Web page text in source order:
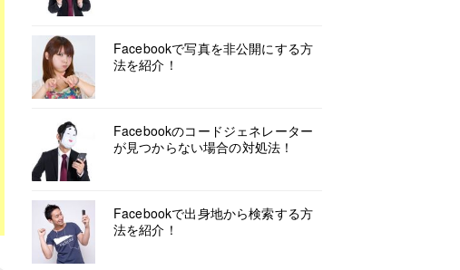
Facebookで写真を非公開にする方
法を紹介！
Facebookのコードジェネレーター
が見つからない場合の対処法！
Facebookで出身地から検索する方
法を紹介！